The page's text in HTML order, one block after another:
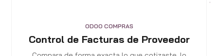
ODOO COMPRAS
Control de Facturas de Proveedor